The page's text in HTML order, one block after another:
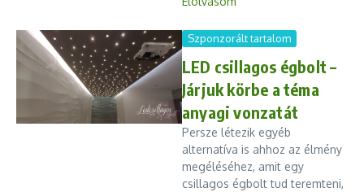
Szponzorált tartalom
LED csillagos égbolt –
Járjuk körbe a téma
anyagi vonzatát
Persze létezik egyéb
alternatíva is ahhoz az élmény
megéléséhez, amit egy
csillagos égbolt tud teremteni,